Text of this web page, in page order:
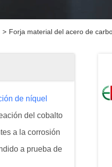
> Forja material del acero de
de níquel
del cobalto
a la corrosión
a prueba de